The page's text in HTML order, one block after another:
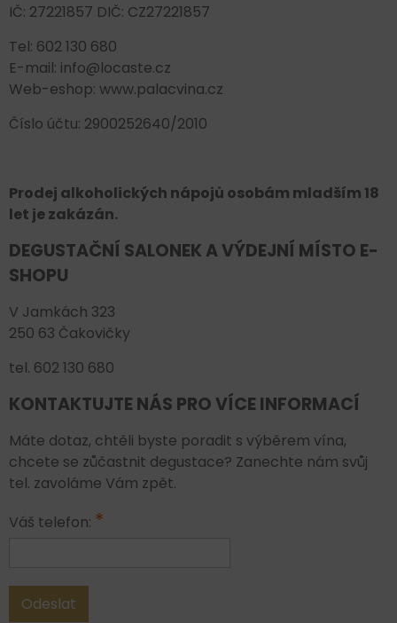
IČ: 27221857 DIČ: CZ27221857
Tel: 602 130 680
E-mail: info@locaste.cz
Web-eshop: www.palacvina.cz
Číslo účtu: 2900252640/2010
Prodej alkoholických nápojů osobám mladším 18
let je zakázán.
DEGUSTAČNÍ SALONEK A VÝDEJNÍ MÍSTO E-
SHOPU
V Jamkách 323
250 63 Čakovičky
tel. 602 130 680
KONTAKTUJTE NÁS PRO VÍCE INFORMACÍ
Máte dotaz, chtěli byste poradit s výběrem vína,
chcete se zůčastnit degustace? Zanechte nám svůj
tel. zavoláme Vám zpět.
Váš telefon: *
Odeslat